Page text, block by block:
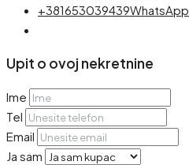
+381653039439WhatsApp
Upit o ovoj nekretnine
Ime
Tel
Email
Ja sam